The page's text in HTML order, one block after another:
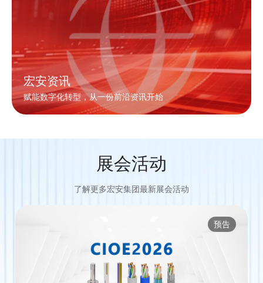
宏安资讯
赋能数字化转型，从一份前沿资讯开始
展会活动
了解更多宏安集团最新展会活动
预告